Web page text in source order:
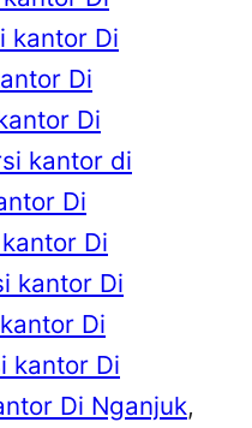
kantor Di
Di
Di
kantor di
Di
Di
kantor Di
Di
kantor Di
Di Nganjuk